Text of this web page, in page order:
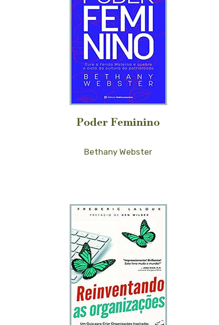
Poder Feminino
Bethany Webster